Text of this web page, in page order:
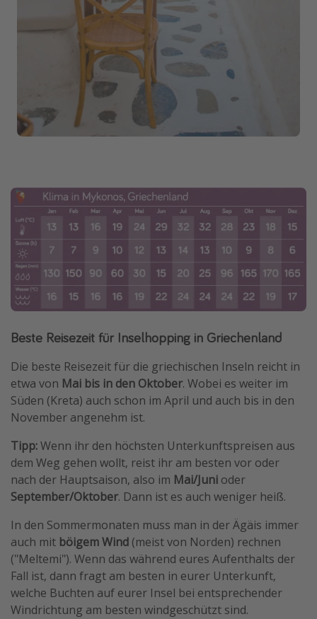
Beste Reisezeit für Inselhopping in Griechenland
Die beste Reisezeit für die griechischen Inseln reicht in
etwa von Mai bis in den Oktober. Wobei es weiter im
Süden (Kreta) auch schon im April und auch bis in den
November angenehm ist.
Tipp:Wenn ihr den höchsten Unterkunftspreisen aus
dem Weg gehen wollt, reist ihr am besten vor oder
nach der Hauptsaison, also im Mai/Juni oder
September/Oktober. Dann ist es auch weniger heiß.
In den Sommermonaten muss man in der Ägäis immer
auch mit böigem Wind (meist von Norden) rechnen
("Meltemi"). Wenn das während eures Aufenthalts der
Fall ist, dann fragt am besten in eurer Unterkunft,
welche Buchten auf eurer Insel bei entsprechender
Windrichtung am besten windgeschützt sind.